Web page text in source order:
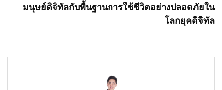
มนุษย์ดิจิทัลกับพื้นฐานการใช้ชีวิตอย่างปลอดภัยใน
โลกยุคดิจิทัล